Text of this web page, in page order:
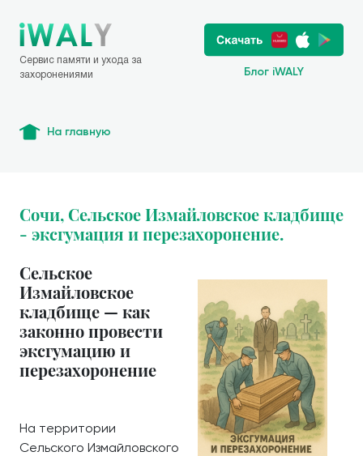
Сервис памяти и ухода за
захоронениями
Блог iWALY
На главную
Сочи, Сельское Измайловское кладбище
- эксгумация и перезахоронение.
Сельское
Измайловское
кладбище — как
законно провести
эксгумацию и
перезахоронение
На территории
Сельского Измайловского